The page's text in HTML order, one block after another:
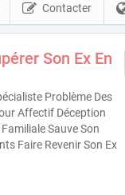
Contacter
Son Ex En
Problème Des
Affectif Déception
Sauve Son
Faire Revenir Son Ex